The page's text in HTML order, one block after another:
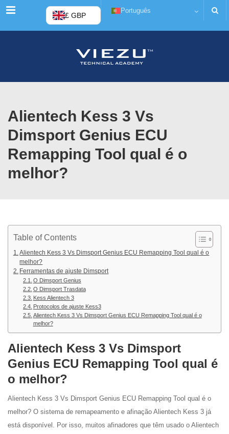
Cardápio £ GBP
Português
Alientech Kess 3 Vs
Dimsport Genius ECU
Remapping Tool qual é o
melhor?
Table of Contents
Alientech Kess 3 Vs Dimsport Genius ECU Remapping Tool qual é o
melhor?
Ferramentas de ajuste Dimsport
O Dimsport Genius
O Dimsport Trasdata
Kess Alientech 3
Protocolos de ajuste Kess3
Alientech Kess 3 Vs Dimsport Genius ECU Remapping Tool qual é o
melhor?
Alientech Kess 3 Vs Dimsport
Genius ECU Remapping Tool qual é
o melhor?
Alientech Kess 3 Vs Dimsport Genius ECU Remapping Tool qual é o
melhor? O sistema de remapeamento e afinação Alientech Kess 3 já
está disponível. Por isso, muitos afinadores que têm usado o Alientech